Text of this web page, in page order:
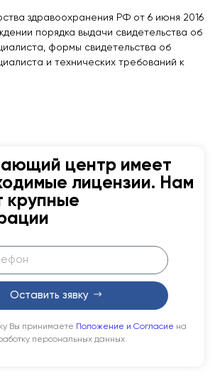
здравоохранения РФ от 6 июня 2016
порядка выдачи свидетельства об
формы свидетельства об
и технических требований к
центр имеет
лицензии. Нам
крупные
Оставить зявку
Вы принимаете Положение и Согласие на
персональных данных